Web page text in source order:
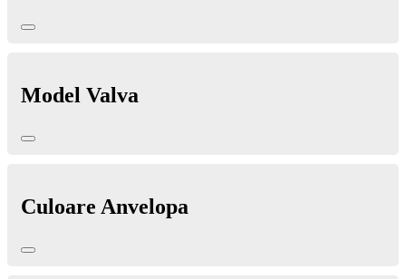
Model Valva
Culoare Anvelopa